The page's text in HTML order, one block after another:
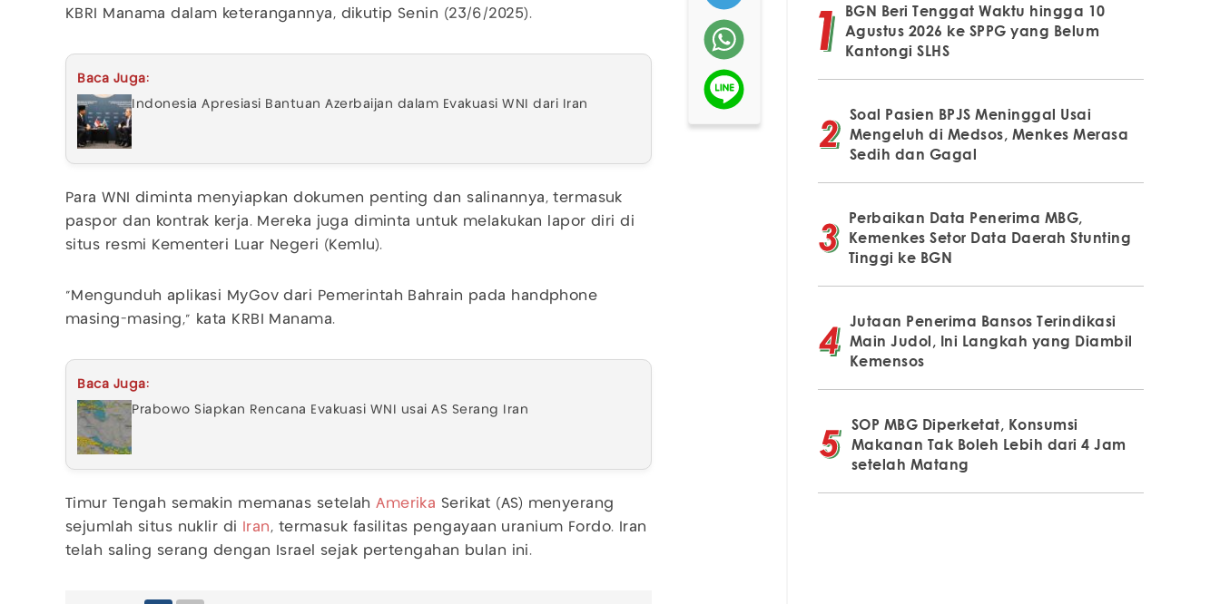
KBRI Manama dalam keterangannya, dikutip Senin (23/6/2025).
Baca Juga:
Indonesia Apresiasi Bantuan Azerbaijan dalam Evakuasi WNI dari Iran
Para WNI diminta menyiapkan dokumen penting dan salinannya, termasuk
paspor dan kontrak kerja. Mereka juga diminta untuk melakukan lapor diri di
situs resmi Kementeri Luar Negeri (Kemlu).
"Mengunduh aplikasi MyGov dari Pemerintah Bahrain pada handphone
masing-masing," kata KRBI Manama.
Baca Juga:
Prabowo Siapkan Rencana Evakuasi WNI usai AS Serang Iran
Timur Tengah semakin memanas setelahAmerika Serikat (AS) menyerang
sejumlah situs nuklir di
Iran , termasuk fasilitas pengayaan uranium Fordo. Iran
telah saling serang dengan Israel sejak pertengahan bulan ini.
BGN Beri Tenggat Waktu hingga 10
Agustus 2026 ke SPPG yang Belum
Kantongi SLHS
Soal Pasien BPJS Meninggal Usai
Mengeluh di Medsos, Menkes Merasa
Sedih dan Gagal
Perbaikan Data Penerima MBG,
Kemenkes Setor Data Daerah Stunting
Tinggi ke BGN
Jutaan Penerima Bansos Terindikasi
Main Judol, Ini Langkah yang Diambil
Kemensos
SOP MBG Diperketat, Konsumsi
Makanan Tak Boleh Lebih dari 4 Jam
setelah Matang